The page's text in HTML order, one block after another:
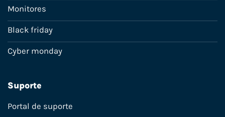
Monitores
Black friday
Cyber monday
Suporte
Portal de suporte